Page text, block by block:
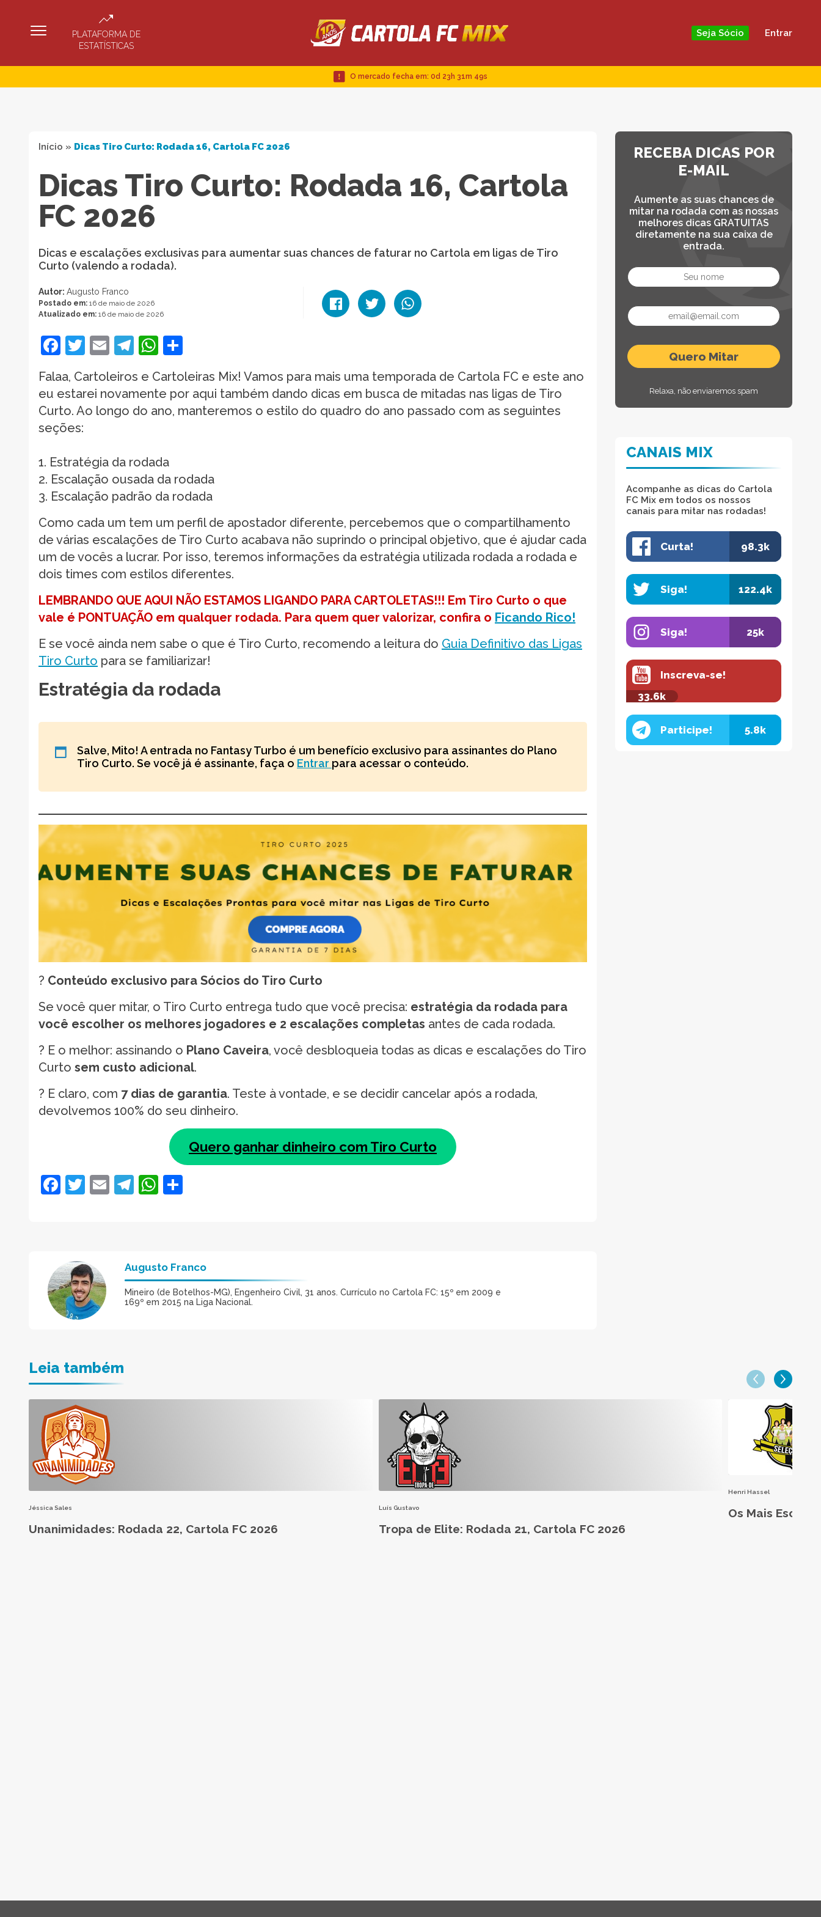
PLATAFORMA DE
ESTATÍSTICAS
Seja Sócio Entrar
O mercado fecha em: 0d 23h 31m 48s
Início » Dicas Tiro Curto: Rodada 16, Cartola FC 2026
Dicas Tiro Curto: Rodada 16, Cartola
FC 2026
Dicas e escalações exclusivas para aumentar suas chances de faturar no Cartola em ligas de Tiro
Curto (valendo a rodada).
Autor: Augusto Franco
Postado em: 16 de maio de 2026
Atualizado em: 16 de maio de 2026
Facebook
Twitter
EmailTelegram
WhatsApp
Falaa, Cartoleiros e Cartoleiras Mix! Vamos para mais uma temporada de Cartola FC e este ano
eu estarei novamente por aqui também dando dicas em busca de mitadas nas ligas de Tiro
Curto. Ao longo do ano, manteremos o estilo do quadro do ano passado com as seguintes
seções:
1. Estratégia da rodada
2. Escalação ousada da rodada
3. Escalação padrão da rodada
Como cada um tem um perfil de apostador diferente, percebemos que o compartilhamento
de várias escalações de Tiro Curto acabava não suprindo o principal objetivo, que é ajudar cada
um de vocês a lucrar. Por isso, teremos informações da estratégia utilizada rodada a rodada e
dois times com estilos diferentes.
LEMBRANDO QUE AQUI NÃO ESTAMOS LIGANDO PARA CARTOLETAS!!! Em Tiro Curto o que
vale é PONTUAÇÃO em qualquer rodada. Para quem quer valorizar, confira o Ficando Rico!
E se você ainda nem sabe o que é Tiro Curto, recomendo a leitura do Guia Definitivo das Ligas
Tiro Curto para se familiarizar!
Estratégia da rodada
Salve, Mito! A entrada no Fantasy Turbo é um benefício exclusivo para assinantes do Plano
Tiro Curto. Se você já é assinante, faça o Entrar para acessar o conteúdo.
? Conteúdo exclusivo para Sócios do Tiro Curto
Se você quer mitar, o Tiro Curto entrega tudo que você precisa: estratégia da rodada para
você escolher os melhores jogadores e 2 escalações completas antes de cada rodada.
? E o melhor: assinando o Plano Caveira, você desbloqueia todas as dicas e escalações do Tiro
Curto sem custo adicional.
?️ E claro, com 7 dias de garantia. Teste à vontade, e se decidir cancelar após a rodada,
devolvemos 100% do seu dinheiro.
Quero ganhar dinheiro com Tiro Curto
Facebook
Twitter
EmailTelegram
WhatsApp
Augusto Franco
Mineiro (de Botelhos-MG), Engenheiro Civil, 31 anos. Currículo no Cartola FC: 15º em 2009 e
169º em 2015 na Liga Nacional.
RECEBA DICAS POR
E-MAIL
Aumente as suas chances de
mitar na rodada com as nossas
melhores dicas GRATUITAS
diretamente na sua caixa de
entrada.
Relaxa, não enviaremos spam
CANAIS MIX
Acompanhe as dicas do Cartola
FC Mix em todos os nossos
canais para mitar nas rodadas!
Curta! 98.3k
Siga! 122.4k
Siga! 25k
Inscreva-se!
33.6k
Participe! 5.8k
Leia também
Jéssica Sales
Unanimidades: Rodada 22, Cartola FC 2026
Luís Gustavo
Tropa de Elite: Rodada 21, Cartola FC 2026
Henri Hassel
Os Mais